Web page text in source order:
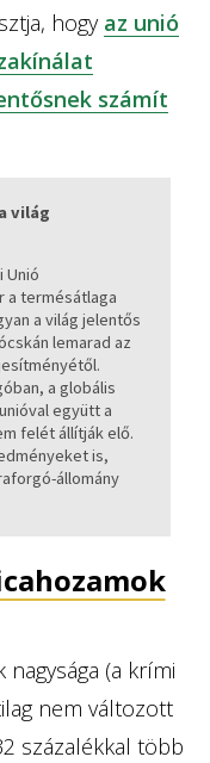
hogy az unió
számít
világ
Unió
a termésátlaga
a világ jelentős
lemarad az
a globális
együtt a
felét állítják elő.
is,
állomány
(a krími
nem változott
százalékkal több